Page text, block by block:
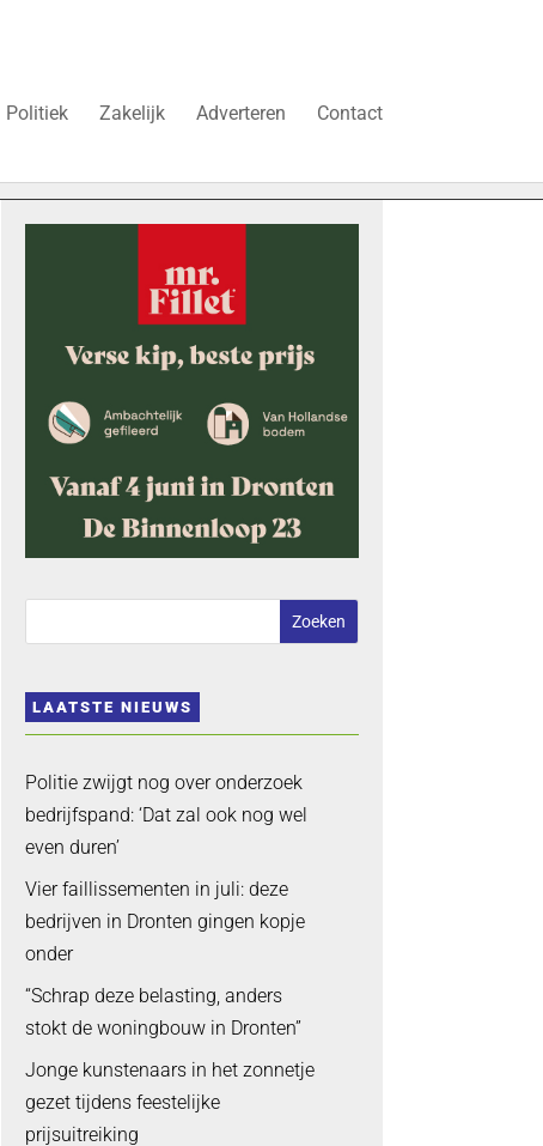
Politiek Zakelijk Adverteren Contact
LAATSTE NIEUWS
Politie zwijgt nog over onderzoek
bedrijfspand: ‘Dat zal ook nog wel
even duren’
Vier faillissementen in juli: deze
bedrijven in Dronten gingen kopje
onder
“Schrap deze belasting, anders
stokt de woningbouw in Dronten”
Jonge kunstenaars in het zonnetje
gezet tijdens feestelijke
prijsuitreiking